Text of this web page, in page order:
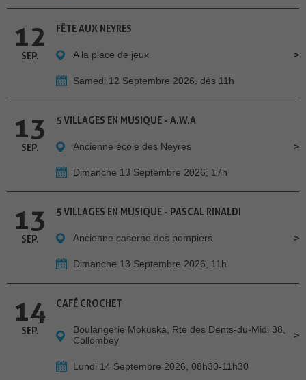
12
SEP.
FÊTE AUX NEYRES
A la place de jeux
Samedi 12 Septembre 2026, dès 11h
13
SEP.
5 VILLAGES EN MUSIQUE - A.W.A
Ancienne école des Neyres
Dimanche 13 Septembre 2026, 17h
13
SEP.
5 VILLAGES EN MUSIQUE - PASCAL RINALDI
Ancienne caserne des pompiers
Dimanche 13 Septembre 2026, 11h
14
SEP.
CAFÉ CROCHET
Boulangerie Mokuska, Rte des Dents-du-Midi 38,
Collombey
Lundi 14 Septembre 2026, 08h30-11h30